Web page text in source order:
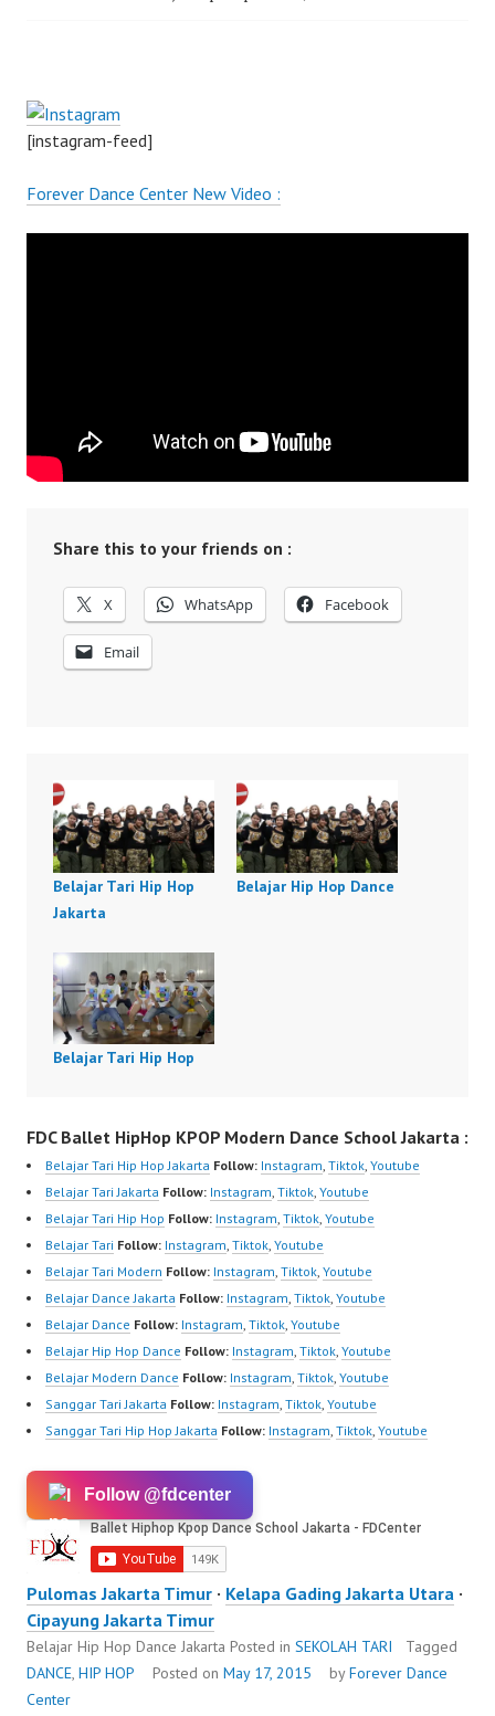
[instagram-feed]
Forever Dance Center New Video :
Share this to your friends on :
X WhatsApp Facebook
Email
Belajar Tari Hip Hop
Jakarta
Belajar Hip Hop Dance
Belajar Tari Hip Hop
FDC Ballet HipHop KPOP Modern Dance School Jakarta :
Belajar Tari Hip Hop Jakarta Follow: Instagram, Tiktok, Youtube
Belajar Tari Jakarta Follow: Instagram, Tiktok, Youtube
Belajar Tari Hip Hop Follow: Instagram, Tiktok, Youtube
Belajar Tari Follow: Instagram, Tiktok, Youtube
Belajar Tari Modern Follow: Instagram, Tiktok, Youtube
Belajar Dance Jakarta Follow: Instagram, Tiktok, Youtube
Belajar Dance Follow: Instagram, Tiktok, Youtube
Belajar Hip Hop Dance Follow: Instagram, Tiktok, Youtube
Belajar Modern Dance Follow: Instagram, Tiktok, Youtube
Sanggar Tari Jakarta Follow: Instagram, Tiktok, Youtube
Sanggar Tari Hip Hop Jakarta Follow: Instagram, Tiktok, Youtube
Follow @fdcenter
Pulomas Jakarta Timur · Kelapa Gading Jakarta Utara ·
Cipayung Jakarta Timur
Belajar Hip Hop Dance Jakarta Posted in SEKOLAH TARI
Tagged
DANCE, HIP HOP Posted on May 17, 2015 byForever Dance
Center